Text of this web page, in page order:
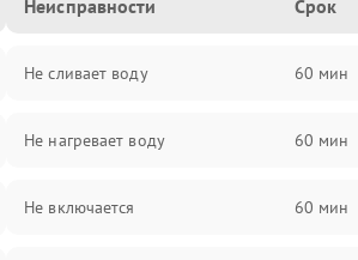
Неисправности Срок
Не сливает воду 60 мин
Не нагревает воду 60 мин
Не включается 60 мин